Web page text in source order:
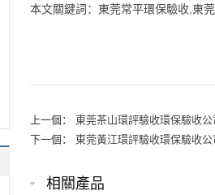
本文關鍵詞：東莞常平環保驗收,東
上一個： 東莞茶山環評驗收環保驗收公
下一個： 東莞黃江環評驗收環保驗收公
相關產品